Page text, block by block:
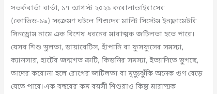
to
protect
people
সতর্কবার্তা বার্তা, ১৭ আগস্ট ২০২১ করোনাভাইরাসের
(কোভিড-১৯) সংক্রমণ ঘটলে শিশুদের মাল্টি সিস্টেম ইনফ্লামেটরি
সিনড্রোম নামে এক বিশেষ ধরনের মারাত্মক জটিলতা হতে পারে।
যেসব শিশু স্থুলতা, ডায়াবেটিস, হাঁপানি বা ফুসফুসের সমস্যা,
ক্যানসার, হার্টের জন্মগত ত্রুটি, কিডনির সমস্যা, ইত্যাদিতে ভুগছে,
তাদের করোনা হলে রোগের জটিলতা বা মৃত্যুঝুঁকি অনেক গুণ বেড়ে
যেতে পারে।এক বছরের কম বয়সী শিশুরাও কিন্তু মারাত্মক